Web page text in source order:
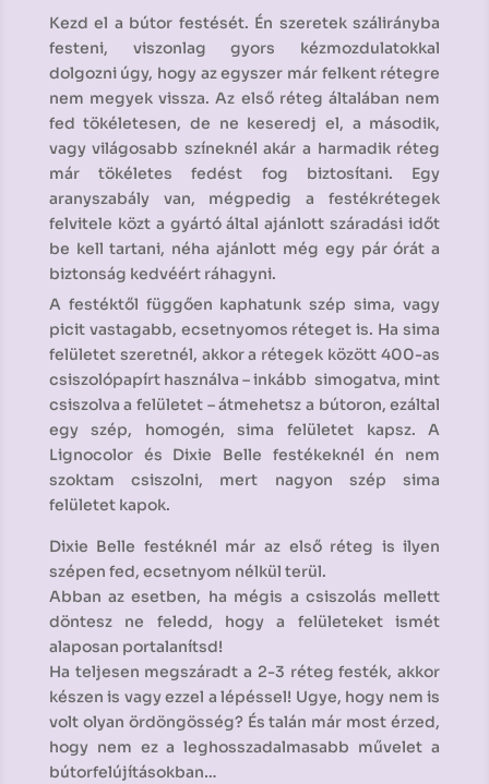
Kezd el a bútor festését. Én szeretek szálirányba
festeni, viszonlag gyors kézmozdulatokkal
dolgozni úgy, hogy az egyszer már felkent rétegre
nem megyek vissza. Az első réteg általában nem
fed tökéletesen, de ne keseredj el, a második,
vagy világosabb színeknél akár a harmadik réteg
már tökéletes fedést fog biztosítani. Egy
aranyszabály van, mégpedig a festékrétegek
felvitele közt a gyártó által ajánlott száradási időt
be kell tartani, néha ajánlott még egy pár órát a
biztonság kedvéért ráhagyni.
A festéktől függően kaphatunk szép sima, vagy
picit vastagabb, ecsetnyomos réteget is. Ha sima
felületet szeretnél, akkor a rétegek között 400-as
csiszolópapírt használva – inkább simogatva, mint
csiszolva a felületet – átmehetsz a bútoron, ezáltal
egy szép, homogén, sima felületet kapsz. A
Lignocolor és Dixie Belle festékeknél én nem
szoktam csiszolni, mert nagyon szép sima
felületet kapok.
Dixie Belle festéknél már az első réteg is ilyen
szépen fed, ecsetnyom nélkül terül.
Abban az esetben, ha mégis a csiszolás mellett
döntesz ne feledd, hogy a felületeket ismét
alaposan portalanítsd!
Ha teljesen megszáradt a 2-3 réteg festék, akkor
készen is vagy ezzel a lépéssel! Ugye, hogy nem is
volt olyan ördöngösség? És talán már most érzed,
hogy nem ez a leghosszadalmasabb művelet a
bútorfelújításokban…